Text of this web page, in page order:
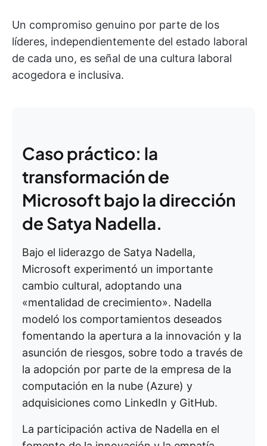
Un compromiso genuino por parte de los
líderes, independientemente del estado laboral
de cada uno, es señal de una cultura laboral
acogedora e inclusiva.
Caso práctico: la
transformación de
Microsoft bajo la dirección
de Satya Nadella.
Bajo el liderazgo de Satya Nadella,
Microsoft experimentó un importante
cambio cultural, adoptando una
«mentalidad de crecimiento». Nadella
modeló los comportamientos deseados
fomentando la apertura a la innovación y la
asunción de riesgos, sobre todo a través de
la adopción por parte de la empresa de la
computación en la nube (Azure) y
adquisiciones como LinkedIn y GitHub.
La participación activa de Nadella en el